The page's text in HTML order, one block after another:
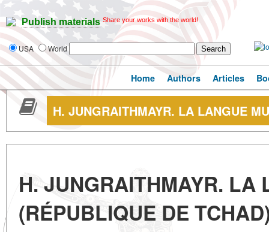
Publish materials Share your works with the world!
USA World
Home Authors Articles
H. JUNGRAITHMAYR. LA LANGUE
H. JUNGRAITHMAYR. LA
(RÉPUBLIQUE DE